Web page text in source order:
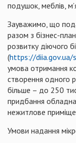
подушок, меблів,
Зауважимо, що
разом з бізнес-
розвитку діючого
(https://diia.gov.ua/
умова отримання
створення одного
більше – до 250
придбання
нежитлове
Умови надання